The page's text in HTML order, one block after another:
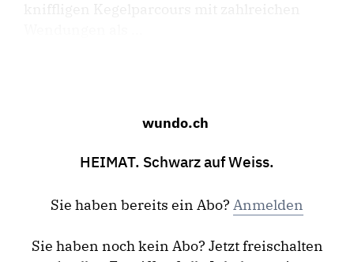
wundo.ch
HEIMAT. Schwarz auf Weiss.
Sie haben bereits ein Abo? Anmelden
Sie haben noch kein Abo? Jetzt freischalten